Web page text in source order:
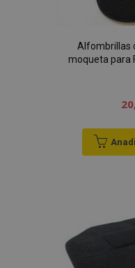
Alfombrillas
moqueta para